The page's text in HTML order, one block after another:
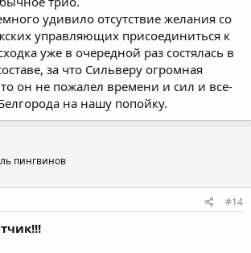
удивило отсутствие желания со
управляющих присоединиться к
уже в очередной раз состялась в
за что Сильверу огромная
он не пожалел времени и сил и все-
на нашу попойку.
пингвинов
#14